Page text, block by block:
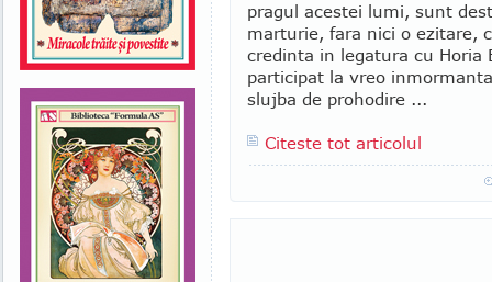
pragul acestei lumi, sunt
marturie, fara nici o ezitare,
credinta in legatura cu Horia
participat la vreo
slujba de prohodire ...
Citeste tot articolul